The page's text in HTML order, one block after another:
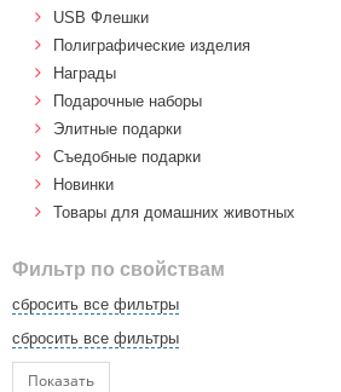
USB Флешки
Полиграфические изделия
Награды
Подарочные наборы
Элитные подарки
Cъедобные подарки
Новинки
Товары для домашних животных
Фильтр по свойствам
сбросить все фильтры
сбросить все фильтры
Показать